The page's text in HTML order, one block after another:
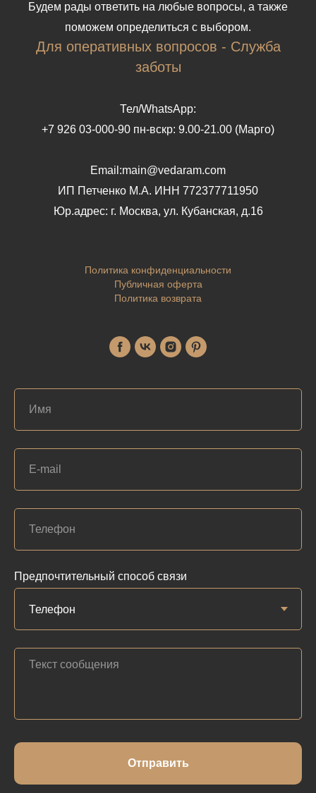
Будем рады ответить на любые вопросы, а также
поможем определиться с выбором.
Для оперативных вопросов - Служба
заботы
Тел/WhatsApp:
+7 926 03-000-90 пн-вскр: 9.00-21.00 (Марго)
Email:main@vedaram.com
ИП Петченко М.А. ИНН 772377711950
Юр.адрес: г. Москва, ул. Кубанская, д.16
Политика конфиденциальности
Публичная оферта
Политика возврата
Предпочтительный способ связи
Отправить